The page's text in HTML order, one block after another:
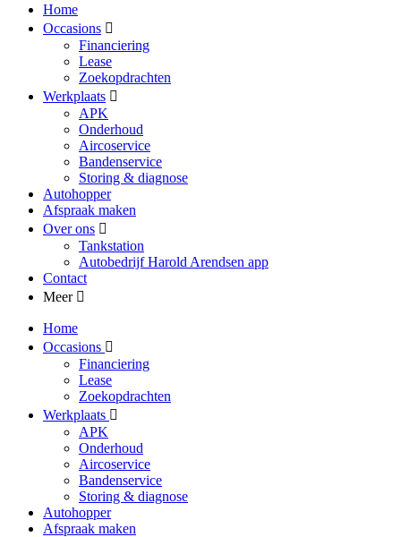
Home
Occasions
Financiering
Lease
Zoekopdrachten
Werkplaats
APK
Onderhoud
Aircoservice
Bandenservice
Storing & diagnose
Autohopper
Afspraak maken
Over ons
Tankstation
Autobedrijf Harold Arendsen app
Contact
Meer
Home
Occasions
Financiering
Lease
Zoekopdrachten
Werkplaats
APK
Onderhoud
Aircoservice
Bandenservice
Storing & diagnose
Autohopper
Afspraak maken